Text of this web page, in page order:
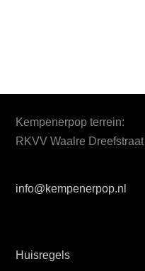
Kempenerpop terrein:
RKVV Waalre Dreefstraat
info@kempenerpop.nl
Huisregels